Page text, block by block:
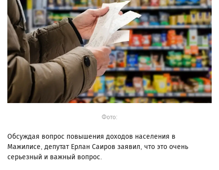
Фото:
Обсуждая вопрос повышения доходов населения в
Мажилисе, депутат Ерлан Саиров заявил, что это очень
серьезный и важный вопрос.